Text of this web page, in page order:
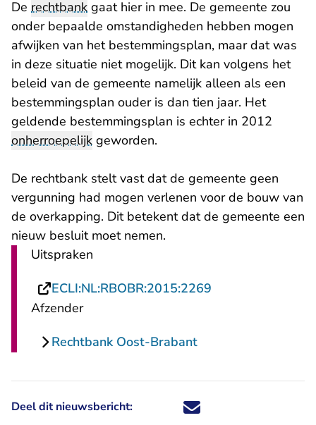
De rechtbank gaat hier in mee. De gemeente zou
onder bepaalde omstandigheden hebben mogen
afwijken van het bestemmingsplan, maar dat was
in deze situatie niet mogelijk. Dit kan volgens het
beleid van de gemeente namelijk alleen als een
bestemmingsplan ouder is dan tien jaar. Het
geldende bestemmingsplan is echter in 2012
onherroepelijk geworden.
De rechtbank stelt vast dat de gemeente geen
vergunning had mogen verlenen voor de bouw van
de overkapping. Dit betekent dat de gemeente een
nieuw besluit moet nemen.
Uitspraken
ECLI:NL:RBOBR:2015:2269
Afzender
Rechtbank Oost-Brabant
Deel dit nieuwsbericht: Deel dit nieuwsbericht via X -
Deel dit nieuwsbericht via
Deel dit nieuwsbericht
Deel dit